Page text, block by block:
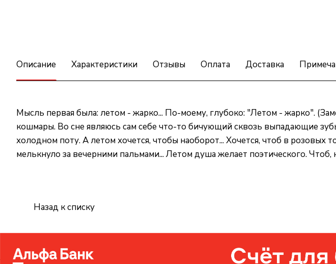
Описание Характеристики Отзывы Оплата Доставка
Мысль первая была: летом - жарко... По-моему, глубоко: "Летом - жарко".
кошмары. Во сне являюсь сам себе что-то бичующий сквозь выпадающие
холодном поту. А летом хочется, чтобы наоборот... Хочется, чтоб в
мелькнуло за вечерними пальмами... Летом душа желает поэтического.
Назад к списку